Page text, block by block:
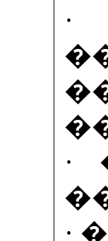
·
·